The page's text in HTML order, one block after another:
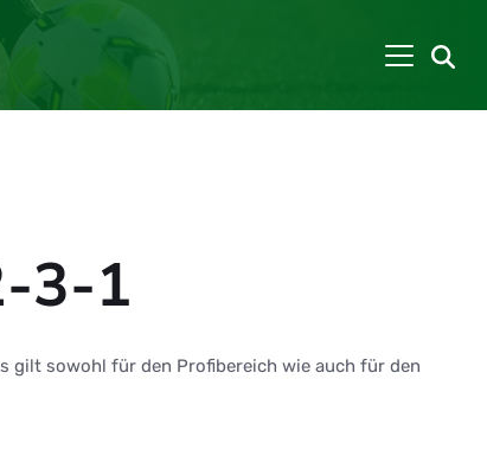
3-1
gilt sowohl für den Profibereich wie auch für den